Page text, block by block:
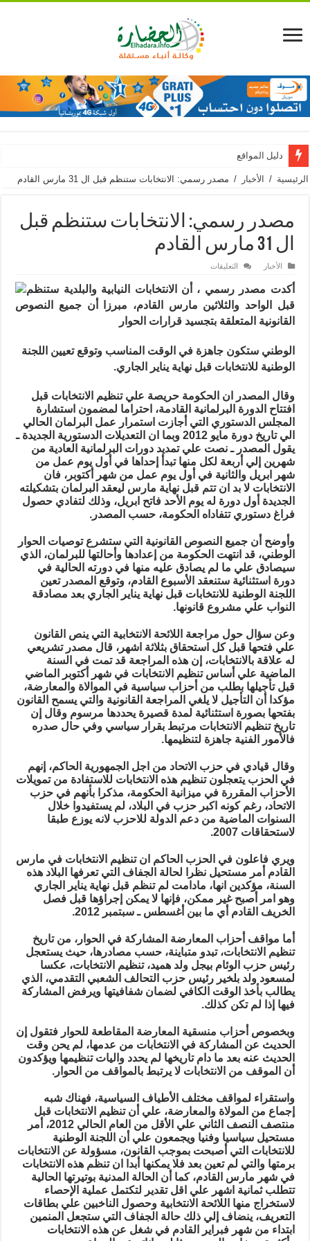
دليل المواقع
الرئيسية / الأخبار / مصدر رسمي: الانتخابات ستنظم قبل ال 31 مارس القادم
مصدر رسمي: الانتخابات ستنظم قبل
ال 31 مارس القادم
الأخبار التعليقات
رسمي:
الانتخابات
ستنظم
قبل
ال
31
القادم
مغلقة
أكدت مصدر رسمي ، أن الانتخابات النيابية والبلدية ستنظم
قبل الواحد والثلاثين مارس القادم، مبرزا أن جميع النصوص
القانونية المتعلقة بتجسيد قرارات الحوار
لوطني ستكون جاهزة في الوقت المناسب وتوقع تعيين اللجنة
الوطنية للانتخابات قبل نهاية يناير الجاري.
وقال المصدر ان الحكومة حريصة علي تنظيم الانتخابات قبل
افتتاح الدورة البرلمانية القادمة، احتراما لمضمون استشارة
المجلس الدستوري التي أجازت استمرار عمل البرلمان الحالي
الي تاريخ دورة مايو 2012 وبما ان التعديلات الدستورية الجديدة ـ
يقول المصدر ـ نصت علي تمديد دورات البرلمانية العادية من
شهرين إلي أربعة لكل منها تبدأ إحداها في أول يوم عمل من
شهر ابريل والثانية في أول يوم عمل من شهر أكتوبر، فان
الانتخابات لا بد ان تتم قبل نهاية مارس ليعقد البرلمان بتشكيلته
الجديدة أول دورة له يوم الأحد فاتح ابريل، وذلك لتفادي حصول
فراغ دستوري تتفاداه الحكومة، حسب المصدر.
وأوضح أن جميع النصوص القانونية التي ستشرع توصيات الحوار
الوطني، قد انتهت الحكومة من إعدادها وأحالتها للبرلمان، الذي
سيصادق علي ما لم يصادق عليه منها في دورته الحالية في
دورة استثنائية ستنعقد الأسبوع القادم، وتوقع المصدر تعين
اللجنة الوطنية للانتخابات قبل نهاية يناير الجاري بعد مصادقة
النواب علي مشروع قانونها.
وعن سؤال حول مراجعة اللائحة الانتخابية التي ينص القانون
علي فتحها قبل كل استحقاق بثلاثة اشهر، قال مصدر تشريعي
له علاقة بالانتخابات، إن هذه المراجعة قد تمت في السنة
الماضية علي أساس تنظيم الانتخابات في شهر أكتوبر الماضي
قبل تأجيلها بطلب من أحزاب سياسية في الموالاة والمعارضة،
مؤكدا أن التأجيل لا يلغي المراجعة القانونية والتي يسمح القانون
بفتحها بصورة استثنائية لمدة قصيرة يحددها مرسوم وقال إن
تاريخ تنظيم الانتخابات مرتبط بقرار سياسي وفي حال صدره
فالأمور الفنية جاهزة لتنظيمها.
وقال قيادي في حزب الاتحاد من اجل الجمهورية الحاكم، إنهم
في الحزب يتعجلون تنظيم هذه الانتخابات للاستفادة من تمويلات
الأحزاب المقررة في ميزانية الحكومة، مذكرا بأنهم في حزب
الاتحاد، رغم كونه اكبر حزب في البلاد، لم يستفيدوا خلال
السنوات الماضية من دعم الدولة للاحزب لانه يوزع طبقا
لاستحقاقات 2007.
ويري فاعلون في الحزب الحاكم ان تنظيم الانتخابات في مارس
القادم أمر مستحيل نظرا لحالة الجفاف التي تعرفها البلاد هذه
السنة، مؤكدين انها، مادامت لم تنظم قبل نهاية يناير الجاري
وهو امر أصبح غير ممكن، فإنها لا يمكن إجراؤها قبل فصل
الخريف القادم أي ما بين أغسطس ـ سبتمبر 2012.
أما مواقف أحزاب المعارضة المشاركة في الحوار، من تاريخ
تنظيم الانتخابات، تبدو متباينة، حسب مصادرها، حيث يستعجل
رئيس حزب الوئام بيجل ولد هميد، تنظيم الانتخابات، عكسا
لمسعود ولد بلخير رئيس حزب التحالف الشعبي التقدمي، الذي
يطالب بأخذ الوقت الكافي لضمان شفافيتها ويرفض المشاركة
فيها إذا لم تكن كذلك.
وبخصوص أحزاب منسقية المعارضة المقاطعة للحوار فتقول إن
الحديث عن المشاركة في الانتخابات من عدمها، لم يحن وقت
الحديث عنه بعد ما دام تاريخها لم يحدد واليات تنظيمها ويؤكدون
أن الموقف من الانتخابات لا يرتبط بالمواقف من الحوار.
واستقراء لمواقف مختلف الأطياف السياسية، فهناك شبه
إجماع من المولاة والمعارضة، علي أن تنظيم الانتخابات قبل
منتصف النصف الثاني علي الأقل من العام الحالي 2012، أمر
مستحيل سياسيا وفنيا ويجمعون علي أن اللجنة الوطنية
للانتخابات التي أصبحت بموجب القانون، مسؤولة عن الانتخابات
برمتها والتي لم تعين بعد فلا يمكنها أبدا ان تنظم هذه الانتخابات
في شهر مارس القادم، كما أن الحالة المدنية بوتيرتها الحالية
تتطلب ثمانية اشهر علي اقل تقدير لتكتمل عملية الإحصاء
لاستخراج منها اللائحة الانتخابية وحصول الناخبين علي بطاقات
التعريف، ينضاف إلي ذلك حالة الجفاف التي ستجعل المنمين
ابتداء من شهر فبراير القادم في شغل عن هذه الانتخابات